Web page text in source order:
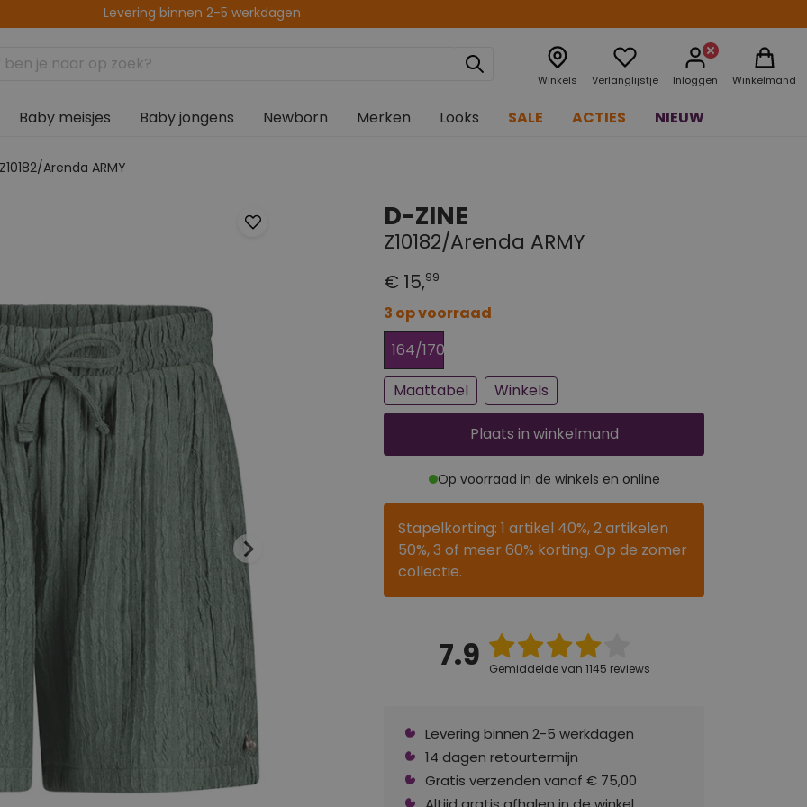
Altijd gratis afhalen in de winkel
Winkels Verlanglijstje Inloggen Winkelmand
Baby meisjes Baby jongens Newborn Merken Looks SALE ACTIES NIEUW
Arenda ARMY
D-ZINE
Z10182/Arenda ARMY
€ 15,99
3 op voorraad
Bijna uitverkocht
164/170
Maattabel
Winkels
Plaats in winkelmand
Op voorraad in de winkels en online
Stapelkorting: 1 artikel 40%, 2 artikelen
50%, 3 of meer 60% korting. Op de zomer
collectie.
7.9 Gemiddelde van 1145 reviews
Levering binnen 2-5 werkdagen
14 dagen retourtermijn
Gratis verzenden vanaf € 75,00